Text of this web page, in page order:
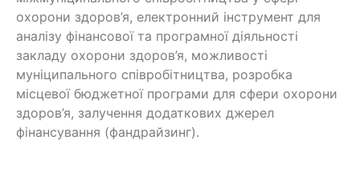
охорони здоров’я, електронний інструмент для
аналізу фінансової та програмної діяльності
закладу охорони здоров’я, можливості
муніципального співробітництва, розробка
місцевої бюджетної програми для сфери охорони
здоров’я, залучення додаткових джерел
фінансування (фандрайзинг).